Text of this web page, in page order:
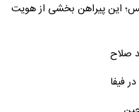
این پیراهن بخشی از هویت
صلاح
فیفا